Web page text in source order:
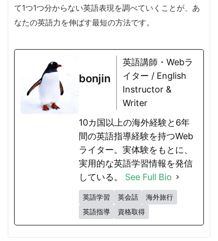
て1つ1つ分からない英語表現を調べていくことが、あ
なたの英語力を伸ばす最短の方法です。
bonjin
英語講師・Webラ
イター / English
Instructor &
Writer
10カ国以上の海外経験と6年
間の英語指導経験を持つWeb
ライター。実体験をもとに、
実用的な英語学習情報を発信
している。 See Full Bio
英語学習 英会話
海外旅行
英語指導
資格取得